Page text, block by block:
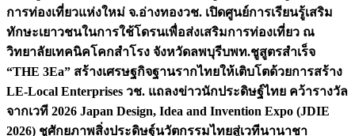
การท่องเที่ยวแห่งใหม่ จ.อ่างทองวช. เปิดศูนย์การเรียนรู้เสริม
ทักษะเยาวชนในการใช้โดรนเพื่อส่งเสริมการท่องเที่ยว ณ
วิทยาลัยเทคนิคโคกสำโรง จังหวัดลพบุรีบพท.ชูสูตรสำเร็จ
“THE 3Ea” สร้างเศรษฐกิจฐานรากไทยให้เติบโตด้วยการสร้าง
LE-Local Enterprises วช. แถลงข่าวนักประดิษฐ์ไทย คว้ารางวัล
จากเวที 2026 Japan Design, Idea and Invention Expo (JDIE
2026) ชูศักยภาพสิ่งประดิษฐ์นวัตกรรมไทยสู่เวทีนานาชา